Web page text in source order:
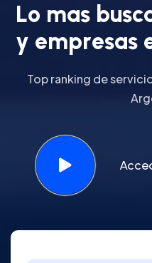
Lo mas busc
y empresas
Top ranking de